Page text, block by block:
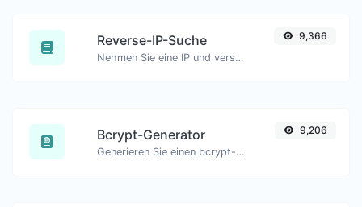
Reverse-IP-Suche
Nehmen Sie eine IP und versuchen Sie, die damit verbundene Domain/Host zu finden.
9,366
Bcrypt-Generator
Generieren Sie einen bcrypt-Passworthash für jede Zeichenfolge.
9,206